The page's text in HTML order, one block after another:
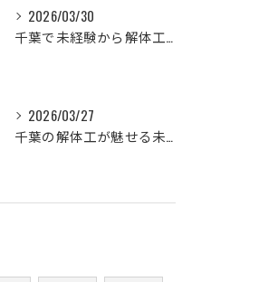
2026/03/30
千葉で未経験から解体工になる道
2026/03/27
千葉の解体工が魅せる未経験高収入